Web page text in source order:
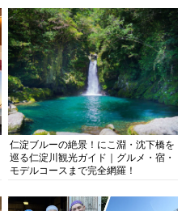
仁淀ブルーの絶景！にこ淵・沈下橋を
巡る仁淀川観光ガイド｜グルメ・宿・
モデルコースまで完全網羅！